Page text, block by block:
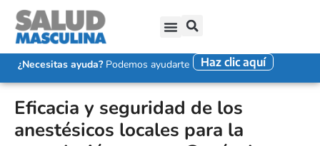
¿Necesitas ayuda?Podemos ayudarte Haz clic aquí
Eficacia y seguridad de los
anestésicos locales para la